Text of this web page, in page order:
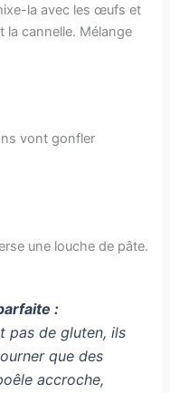
la avec les œufs et
la cannelle. Mélange
vont gonfler
une louche de pâte.
:
pas de gluten, ils
que des
accroche,